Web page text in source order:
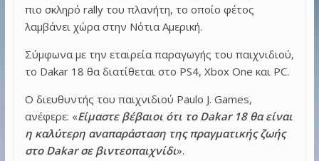
πιο σκληρό rally του πλανήτη, το οποίο φέτος
λαμβάνει χώρα στην Νότια Αμερική.
Σύμφωνα με την εταιρεία παραγωγής του παιχνιδιού,
το Dakar 18 θα διατίθεται στο PS4, Xbox One και PC.
Ο διευθυντής του παιχνιδιού Paulo J. Games,
ανέφερε: «Είμαστε βέβαιοι ότι το Dakar 18 θα είναι
η καλύτερη αναπαράσταση της πραγματικής ζωής
στο Dakar σε βιντεοπαιχνίδι».